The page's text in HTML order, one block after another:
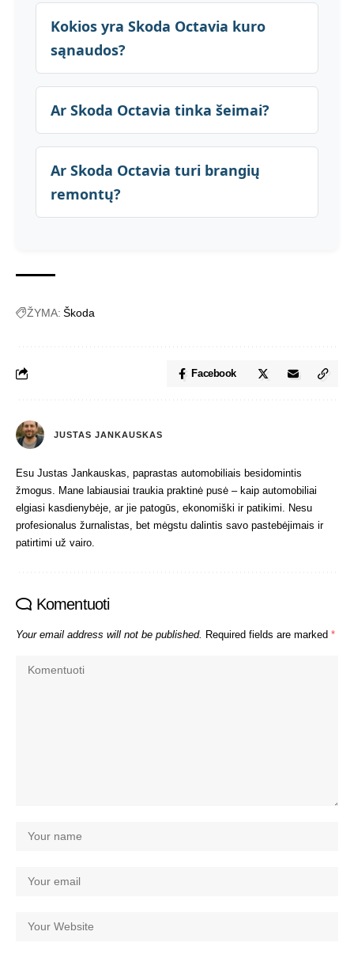
Kokios yra Skoda Octavia kuro
sąnaudos?
Ar Skoda Octavia tinka šeimai?
Ar Skoda Octavia turi brangių
remontų?
ŽYMA: Škoda
Facebook
JUSTAS JANKAUSKAS
Esu Justas Jankauskas, paprastas automobiliais besidomintis
žmogus. Mane labiausiai traukia praktinė pusė – kaip automobiliai
elgiasi kasdienybėje, ar jie patogūs, ekonomiški ir patikimi. Nesu
profesionalus žurnalistas, bet mėgstu dalintis savo pastebėjimais ir
patirtimi už vairo.
Komentuoti
Your email address will not be published. Required fields are marked *